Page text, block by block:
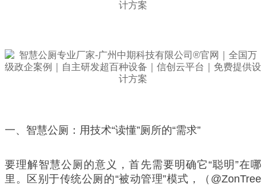
一、智慧公厕：用技术“读懂”厕所的“需求”
要理解智慧公厕的意义，首先需要明确它“聪明”在哪
里。区别于传统公厕的“被动管理”模式，（@ZonTree